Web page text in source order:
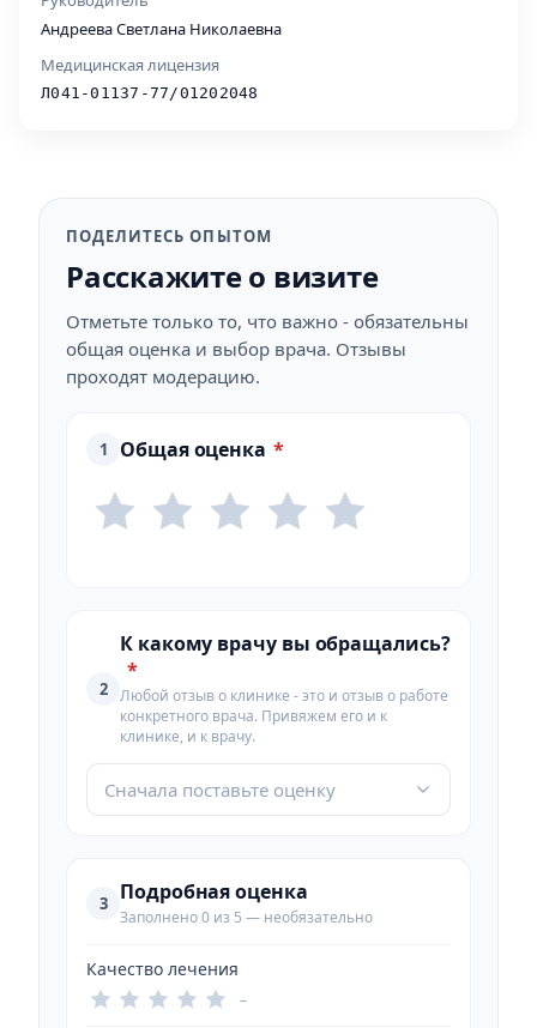
Андреева Светлана Николаевна
Медицинская лицензия
Л041-01137-77/01202048
ПОДЕЛИТЕСЬ ОПЫТОМ
Расскажите о визите
Отметьте только то, что важно - обязательны
общая оценка и выбор врача. Отзывы
проходят модерацию.
1 Общая оценка *
2
К какому врачу вы обращались?
*
Любой отзыв о клинике - это и отзыв о работе
конкретного врача. Привяжем его и к
клинике, и к врачу.
Сначала поставьте оценку
3 Подробная оценка
Заполнено 0 из 5 — необязательно
Качество лечения
–